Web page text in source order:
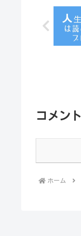
コメント
ホーム